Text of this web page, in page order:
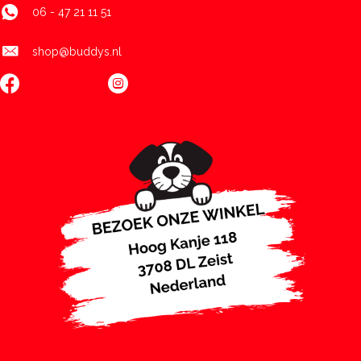
06 - 47 21 11 51
shop@buddys.nl